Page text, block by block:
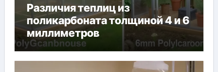
Различия теплиц из
поликарбоната толщиной 4 и 6
миллиметров